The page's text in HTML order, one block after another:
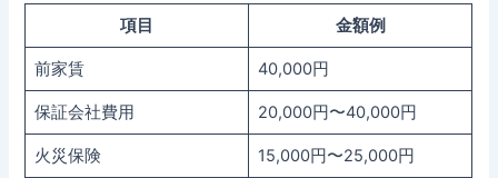
項目 金額例
前家賃 40,000円
保証会社費用 20,000円〜40,000円
火災保険 15,000円〜25,000円